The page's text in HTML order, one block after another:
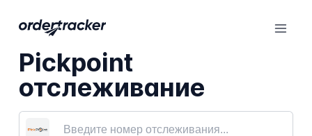
Pickpoint
отслеживание